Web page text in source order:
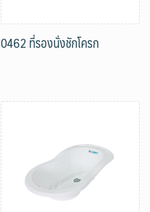
0462 ที่รองนั่งชักโครก